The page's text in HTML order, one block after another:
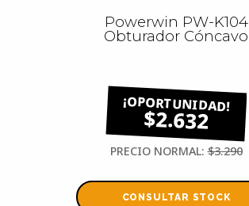
Powerwin PW-K104
Obturador Cóncavo
$2.632
PRECIO NORMAL:$3.290
CONSULTAR STOCK